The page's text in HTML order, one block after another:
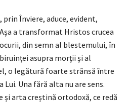
Înviere, aduce, evident,
a transformat Hristos crucea
din semn al blestemului, în
asupra morții și al
o legătură foarte strânsă între
Una fără alta nu are sens.
și arta creștină ortodoxă, ce redă